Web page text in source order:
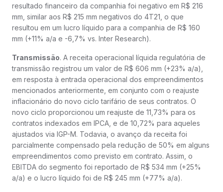
resultado financeiro da companhia foi negativo em R$ 216
mm, similar aos R$ 215 mm negativos do 4T21, o que
resultou em um lucro líquido para a companhia de R$ 160
mm (+11% a/a e -6,7% vs. Inter Research).
Transmissão. A receita operacional líquida regulatória de
transmissão registrou um valor de R$ 606 mm (+23% a/a),
em resposta à entrada operacional dos empreendimentos
mencionados anteriormente, em conjunto com o reajuste
inflacionário do novo ciclo tarifário de seus contratos. O
novo ciclo proporcionou um reajuste de 11,73% para os
contratos indexados em IPCA, e de 10,72% para aqueles
ajustados via IGP-M. Todavia, o avanço da receita foi
parcialmente compensado pela redução de 50% em alguns
empreendimentos como previsto em contrato. Assim, o
EBITDA do segmento foi reportado de R$ 534 mm (+25%
a/a) e o lucro líquido foi de R$ 245 mm (+77% a/a).